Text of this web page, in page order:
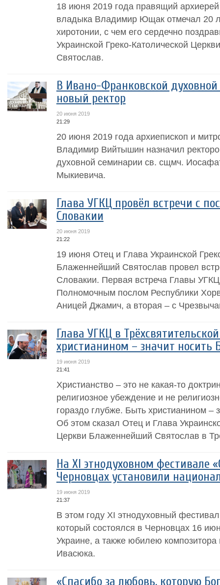
18 июня 2019 года правящий
владыка Владимир Ющак отмечал 20
хиротонии, с чем его сердечно
Украинской Греко-Католической
Святослав.
В Ивано-Франковской
новый ректор
20 июня 2019
21:29
20 июня 2019 года архиепископ и
Владимир Вийтышин назначил
духовной семинарии св. сщмч.
Мыкиевича.
Глава УГКЦ провёл встречи с
Словакии
20 июня 2019
21:22
19 июня Отец и Глава Украинской
Блаженнейший Святослав провел
Словакии. Первая встреча Главы
Полномочным послом Республики
Аницей Джамич, а вторая – с
Глава УГКЦ в
христианином – значит носить
19 июня 2019
21:41
Христианство – это не какая-то
религиозное убеждение и не
гораздо глубже. Быть христианином –
Об этом сказал Отец и Глава
Церкви Блаженнейший Святослав в
На XI этнодуховном фестивале
Черновцах установили
19 июня 2019
21:37
В этом году ХІ этнодуховный
который состоялся в Черновцах 16
Украине, а также юбилею
Ивасюка.
«Спасибо за любовь, которую